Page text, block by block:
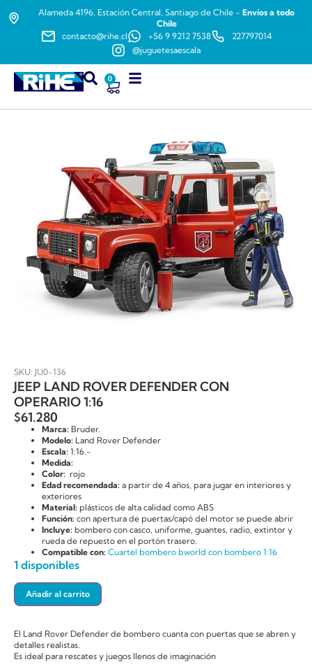
Alameda 4196, Estación Central, Santiago de Chile - Envíos a todo
Chile
contacto@rihe.cl
+56 9 9212 7538
227797014
@juguetesaescala
0
SKU: JU0-136
JEEP LAND ROVER DEFENDER CON
OPERARIO 1:16
$61.280
Marca: Bruder.
Modelo: Land Rover Defender
Escala: 1:16.-
Medida:
Color: rojo
Edad recomendada: a partir de 4 años, para jugar en interiores y
exteriores
Material: plásticos de alta calidad como ABS
Función: con apertura de puertas/capó del motor se puede abrir
Incluye: bombero con casco, uniforme, guantes, radio, extintor y
rueda de repuesto en el portón trasero.
Compatible con: Cuartel bombero bworld con bombero 1:16
1 disponibles
Añadir al carrito
El Land Rover Defender de bombero cuanta con puertas que se abren y
detalles realistas.
Es ideal para rescates y juegos llenos de imaginación